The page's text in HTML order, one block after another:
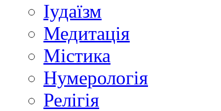
Іудаїзм
Медитація
Містика
Нумерологія
Релігія